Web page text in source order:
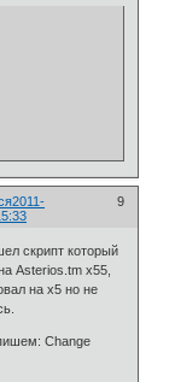
9
2011-
скрипт который
Asterios.tm x55,
на х5 но не
Change